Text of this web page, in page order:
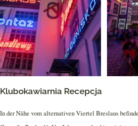
Klubokawiarnia Recepcja
In der Nähe vom alternativen Viertel Breslaus